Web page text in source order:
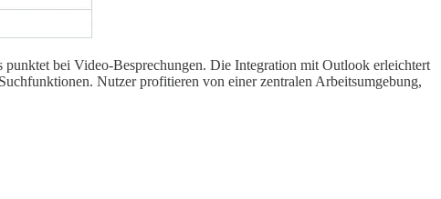
bei Video-Besprechungen. Die Integration mit Outlook erleichtert
Nutzer profitieren von einer zentralen Arbeitsumgebung,